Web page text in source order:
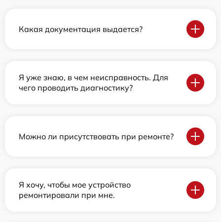
Какая документация выдается?
Я уже знаю, в чем неисправность. Для
чего проводить диагностику?
Можно ли присутствовать при ремонте?
Я хочу, чтобы мое устройство
ремонтировали при мне.